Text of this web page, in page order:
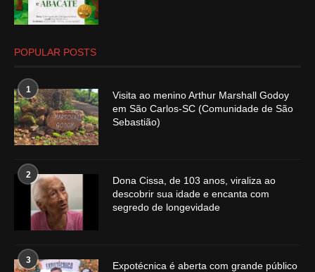
POPULAR POSTS
1
Visita ao menino Arthur Marshall Godoy
em São Carlos-SC (Comunidade de São
Sebastião)
2
Dona Cissa, de 103 anos, viraliza ao
descobrir sua idade e encanta com
segredo de longevidade
3
Expotécnica é aberta com grande público